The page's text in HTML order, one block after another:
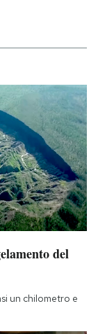
del
un chilometro e